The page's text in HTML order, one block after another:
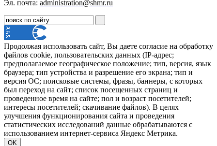
Эл. почта: administration@shmr.ru
Продолжая использовать сайт, Вы даете согласие на обработку
файлов cookie, пользовательских данных (IP-адрес;
предполагаемое географическое положение; тип, версия, язык
браузера; тип устройства и разрешение его экрана; тип и
версия ОС; поисковые системы, фразы, баннеры, с которых
был переход на сайт; список посещенных страниц и
проведенное время на сайте; пол и возраст посетителей;
интересы посетителей; скачивание файлов). В целях
улучшения функционирования сайта и проведения
статистических исследований данные обрабатываются с
использованием интернет-сервиса Яндекс Метрика.
OK